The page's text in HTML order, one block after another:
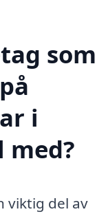
som
i
viktig del av